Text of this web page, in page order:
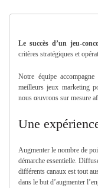
Le succès d’un jeu-
critères stratégiques et
Notre équipe
meilleurs jeux marketing
nous œuvrons sur mesure
Une
Augmenter le nombre de
démarche essentielle.
différents canaux est tout
dans le but d’augmenter